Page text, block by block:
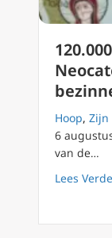
Hoop, Zijn
6
van de…
Lees